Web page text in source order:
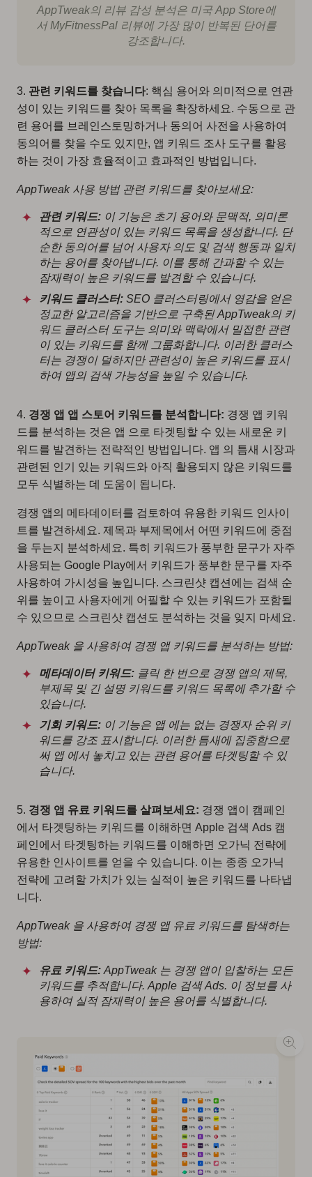
AppTweak의 리뷰 감성 분석은 미국 App Store에
서 MyFitnessPal 리뷰에 가장 많이 반복된 단어를
강조합니다.
3. 관련 키워드를 찾습니다: 핵심 용어와 의미적으로 연관
성이 있는 키워드를 찾아 목록을 확장하세요. 수동으로 관
련 용어를 브레인스토밍하거나 동의어 사전을 사용하여
동의어를 찾을 수도 있지만, 앱 키워드 조사 도구를 활용
하는 것이 가장 효율적이고 효과적인 방법입니다.
AppTweak 사용 방법 관련 키워드를 찾아보세요:
관련 키워드: 이 기능은 초기 용어와 문맥적, 의미론
적으로 연관성이 있는 키워드 목록을 생성합니다. 단
순한 동의어를 넘어 사용자 의도 및 검색 행동과 일치
하는 용어를 찾아냅니다. 이를 통해 간과할 수 있는
잠재력이 높은 키워드를 발견할 수 있습니다.
키워드 클러스터: SEO 클러스터링에서 영감을 얻은
정교한 알고리즘을 기반으로 구축된 AppTweak의 키
워드 클러스터 도구는 의미와 맥락에서 밀접한 관련
이 있는 키워드를 함께 그룹화합니다. 이러한 클러스
터는 경쟁이 덜하지만 관련성이 높은 키워드를 표시
하여 앱의 검색 가능성을 높일 수 있습니다.
4. 경쟁 앱 앱 스토어 키워드를 분석합니다: 경쟁 앱 키워
드를 분석하는 것은 앱 으로 타겟팅할 수 있는 새로운 키
워드를 발견하는 전략적인 방법입니다. 앱 의 틈새 시장과
관련된 인기 있는 키워드와 아직 활용되지 않은 키워드를
모두 식별하는 데 도움이 됩니다.
경쟁 앱의 메타데이터를 검토하여 유용한 키워드 인사이
트를 발견하세요. 제목과 부제목에서 어떤 키워드에 중점
을 두는지 분석하세요. 특히 키워드가 풍부한 문구가 자주
사용되는 Google Play에서 키워드가 풍부한 문구를 자주
사용하여 가시성을 높입니다. 스크린샷 캡션에는 검색 순
위를 높이고 사용자에게 어필할 수 있는 키워드가 포함될
수 있으므로 스크린샷 캡션도 분석하는 것을 잊지 마세요.
AppTweak 을 사용하여 경쟁 앱 키워드를 분석하는 방법:
메타데이터 키워드: 클릭 한 번으로 경쟁 앱의 제목,
부제목 및 긴 설명 키워드를 키워드 목록에 추가할 수
있습니다.
기회 키워드: 이 기능은 앱 에는 없는 경쟁자 순위 키
워드를 강조 표시합니다. 이러한 틈새에 집중함으로
써 앱 에서 놓치고 있는 관련 용어를 타겟팅할 수 있
습니다.
5. 경쟁 앱 유료 키워드를 살펴보세요: 경쟁 앱이 캠페인
에서 타겟팅하는 키워드를 이해하면 Apple 검색 Ads 캠
페인에서 타겟팅하는 키워드를 이해하면 오가닉 전략에
유용한 인사이트를 얻을 수 있습니다. 이는 종종 오가닉
전략에 고려할 가치가 있는 실적이 높은 키워드를 나타냅
니다.
AppTweak 을 사용하여 경쟁 앱 유료 키워드를 탐색하는
방법:
유료 키워드: AppTweak 는 경쟁 앱이 입찰하는 모든
키워드를 추적합니다. Apple 검색 Ads. 이 정보를 사
용하여 실적 잠재력이 높은 용어를 식별합니다.